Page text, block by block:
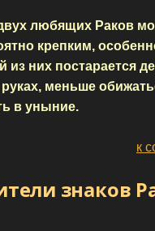
любящих Раков
крепким,
из них постарается
меньше
в уныние.
к
знаков